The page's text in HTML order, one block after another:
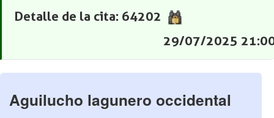
Citas
Observadores
29/07/2025
Aguilucho lagunero occidental